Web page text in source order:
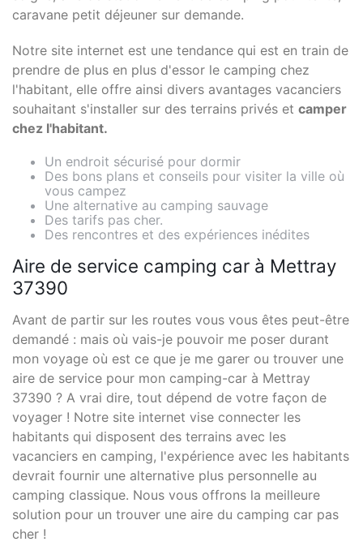
caravane petit déjeuner sur demande.
Notre site internet est une tendance qui est en train de
prendre de plus en plus d'essor le camping chez
l'habitant, elle offre ainsi divers avantages vacanciers
souhaitant s'installer sur des terrains privés et camper
chez l'habitant.
Un endroit sécurisé pour dormir
Des bons plans et conseils pour visiter la ville où
vous campez
Une alternative au camping sauvage
Des tarifs pas cher.
Des rencontres et des expériences inédites
Aire de service camping car à Mettray
37390
Avant de partir sur les routes vous vous êtes peut-être
demandé : mais où vais-je pouvoir me poser durant
mon voyage où est ce que je me garer ou trouver une
aire de service pour mon camping-car à Mettray
37390 ? A vrai dire, tout dépend de votre façon de
voyager ! Notre site internet vise connecter les
habitants qui disposent des terrains avec les
vacanciers en camping, l'expérience avec les habitants
devrait fournir une alternative plus personnelle au
camping classique. Nous vous offrons la meilleure
solution pour un trouver une aire du camping car pas
cher !